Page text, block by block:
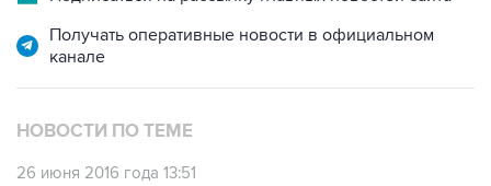
Получать оперативные новости в официальном
канале
НОВОСТИ ПО ТЕМЕ
26 июня 2016 года 13:51